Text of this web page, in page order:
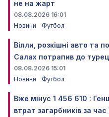
не на жарт
08.08.2026 16:01
Новини
Футбол
Вілли, розкішні авто та
Салах потрапив до
08.08.2026 15:01
Новини
Футбол
Вже мінус 1 456 610 :
втрат загарбників за